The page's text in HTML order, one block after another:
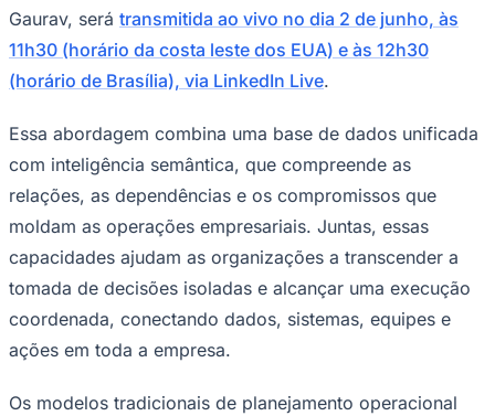
Cidades da Região
Santana de ParnaíbaOsascoCarapicuíba Jandira ItapeviCotiaPirapora
do Bom JesusAraçariguamaCajamarCaieirasFranco da
RochaFrancisco MoratoTaboão da Serra Embu das Artes
Anuncie Regional
Guia de Empresas
Vagas na Região
Hub de Negócios
Guia Comercial
Selo Verificado
Portal Educacional
Agenda de Vestibulares
Vagas de Emprego
Panorama Econômico
Gaurav, será transmitida ao vivo no dia 2 de junho, às
11h30 (horário da costa leste dos EUA) e às 12h30
(horário de Brasília), via LinkedIn Live.
Essa abordagem combina uma base de dados unificada
com inteligência semântica, que compreende as
relações, as dependências e os compromissos que
moldam as operações empresariais. Juntas, essas
capacidades ajudam as organizações a transcender a
tomada de decisões isoladas e alcançar uma execução
coordenada, conectando dados, sistemas, equipes e
ações em toda a empresa.
Os modelos tradicionais de planejamento operacional